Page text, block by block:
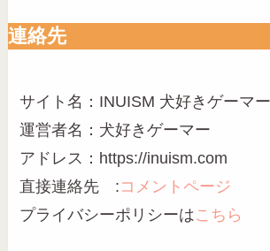
連絡先
サイト名：INUISM 犬好きゲーマ
運営者名：犬好きゲーマー
アドレス：https://inuism.com
直接連絡先 : コメントページ
プライバシーポリシーはこちら